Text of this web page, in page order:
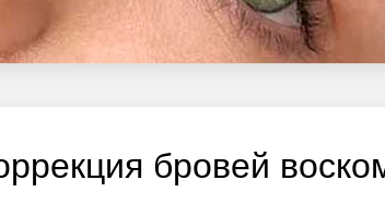
бровей